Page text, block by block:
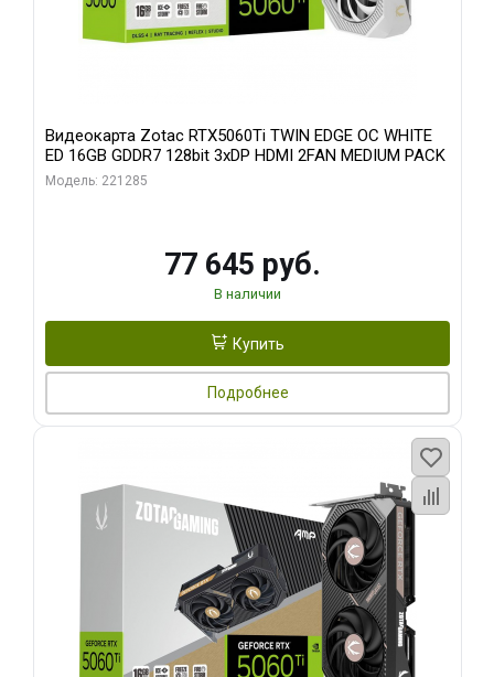
Видеокарта Zotac RTX5060Ti TWIN EDGE OC WHITE
ED 16GB GDDR7 128bit 3xDP HDMI 2FAN MEDIUM PACK
Модель: 221285
77 645 руб.
В наличии
Купить
Подробнее